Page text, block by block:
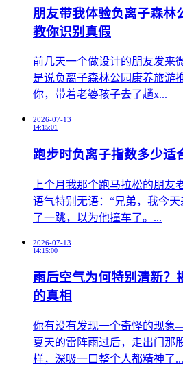
朋友带我体验负离子森林
教你识别真假
前几天一个做设计的朋友发来
是说负离子森林公园康养旅游
你，带着老婆孩子去了趟x...
2026-07-13
14:15:01
跑步时负离子指数多少适
上个月我那个跑马拉松的朋友
语气特别无语：“兄弟，我今
了一跳，以为他撞车了。...
2026-07-13
14:15:00
雨后空气为何特别清新？
的真相
你有没有发现一个奇怪的现
夏天的雷阵雨过后，走出门那
样，深吸一口整个人都精神了...